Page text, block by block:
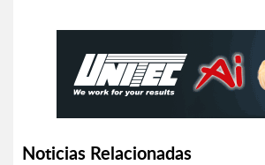
Noticias Relacionadas